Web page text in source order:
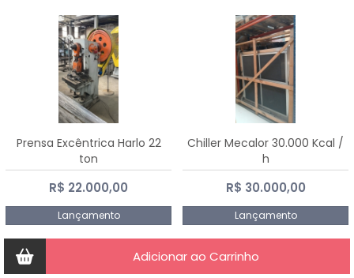
Prensa Excêntrica Harlo 22
ton
R$ 22.000,00
Lançamento
Chiller Mecalor 30.000 Kcal /
h
R$ 30.000,00
Lançamento
Adicionar ao Carrinho